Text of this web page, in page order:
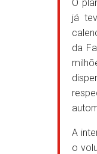
O
já
da
A
o